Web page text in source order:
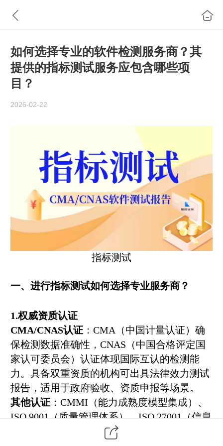
如何选择专业的软件检测服务商？其
提供的指标测试服务应包含哪些项
目？
2026-02-22
指标测试
一、进行指标测试如何选择专业服务商？
1.权威资质认证
CMA/CNAS认证 ：CMA（中国计量认证）确
保检测数据准确性，CNAS（中国合格评定国
家认可委员会）认证体现国际互认的检测能
力。具备双重资质的机构可出具法律效力测试
报告，适用于政府验收、资质申报等场景。
其他认证 ：CMMI（能力成熟度模型集成）、
ISO 9001（质量管理体系）、ISO 27001（信息
安全管理体系）等认证，反映机构的管理规范